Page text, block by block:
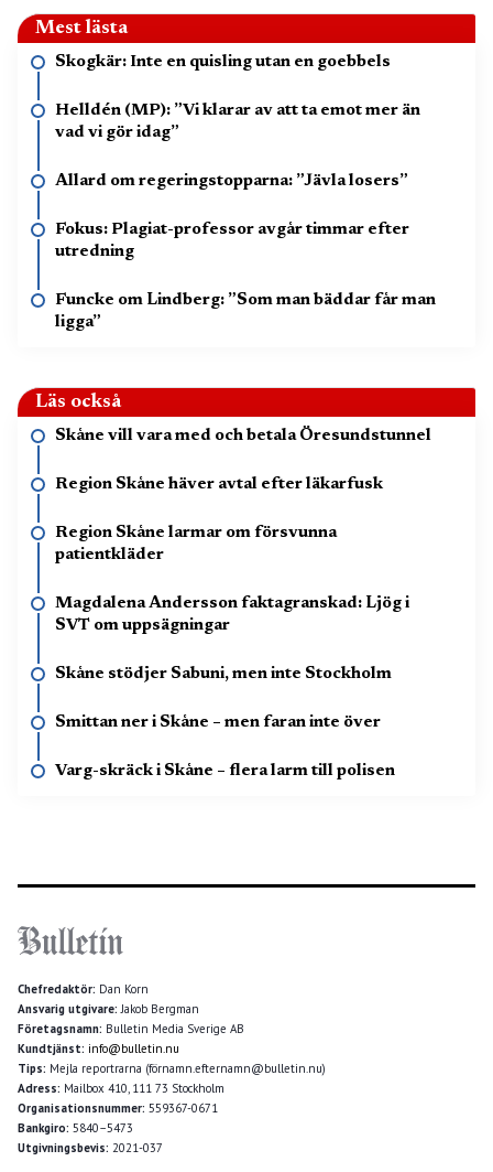
Mest lästa
Skogkär: Inte en quisling utan en goebbels
Helldén (MP): ”Vi klarar av att ta emot mer än
vad vi gör idag”
Allard om regeringstopparna: ”Jävla losers”
Fokus: Plagiat-professor avgår timmar efter
utredning
Funcke om Lindberg: ”Som man bäddar får man
ligga”
Läs också
Skåne vill vara med och betala Öresundstunnel
Region Skåne häver avtal efter läkarfusk
Region Skåne larmar om försvunna
patientkläder
Magdalena Andersson faktagranskad: Ljög i
SVT om uppsägningar
Skåne stödjer Sabuni, men inte Stockholm
Smittan ner i Skåne – men faran inte över
Varg-skräck i Skåne – flera larm till polisen
Chefredaktör: Dan Korn
Ansvarig utgivare:Jakob Bergman
Företagsnamn: Bulletin Media Sverige AB
Kundtjänst: info@bulletin.nu
Tips: Mejla reportrarna (förnamn.efternamn@bulletin.nu)
Adress: Mailbox 410, 111 73 Stockholm
Organisationsnummer: 559367-0671
Bankgiro: 5840–5473
Utgivningsbevis: 2021-037